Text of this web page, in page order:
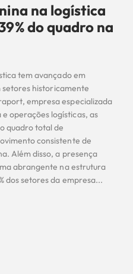
na logística
do quadro na
tem avançado em
historicamente
empresa especializada
operações logísticas, as
quadro total de
consistente de
Além disso, a presença
abrangente na estrutura
dos setores da empresa...